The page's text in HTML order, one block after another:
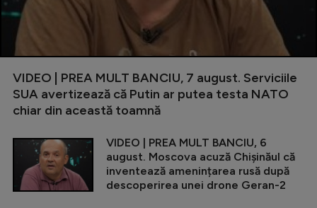
VIDEO | PREA MULT BANCIU, 7 august. Serviciile
SUA avertizează că Putin ar putea testa NATO
chiar din această toamnă
VIDEO | PREA MULT BANCIU, 6
august. Moscova acuză Chișinăul că
inventează amenințarea rusă după
descoperirea unei drone Geran-2